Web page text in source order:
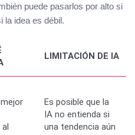
puede pasarlos por alto si
la idea es débil.
LIMITACIÓN DE IA
Es posible que la
IA no entienda si
una tendencia aún